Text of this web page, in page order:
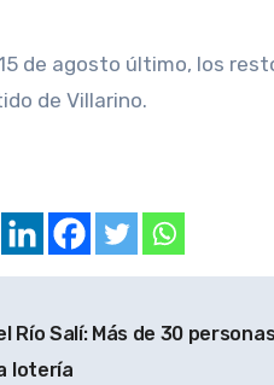
de agosto último, los
de Villarino.
Río Salí: Más de 30
lotería